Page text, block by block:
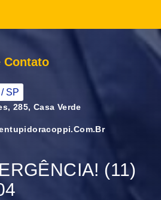
Contato
SP
285, Casa Verde
(11)